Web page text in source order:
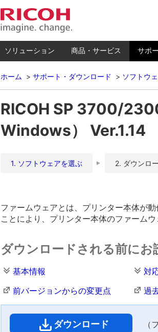
ソリューション 商品・サービス サポ
ホーム サポート・ダウンロード ソフトウ
RICOH SP 3700/
Windows） Ver.1.14
1. ソフトウェアを選ぶ 2. ダウンロ
ファームウェアとは、プリンター本体が
ことにより、プリンター本体のファーム
ダウンロードされる前にお
基本情報 対
前バージョンからの変更点
過
ダウンロード （フ